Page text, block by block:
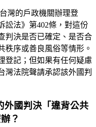
灣的戶政機關辦理登
訟法》第402條，對這份
判決是否已確定、是否合
秩序或善良風俗等情形。
登記；但如果有任何疑慮
灣法院聲請承認該外國判
外國判決「違背公共
？